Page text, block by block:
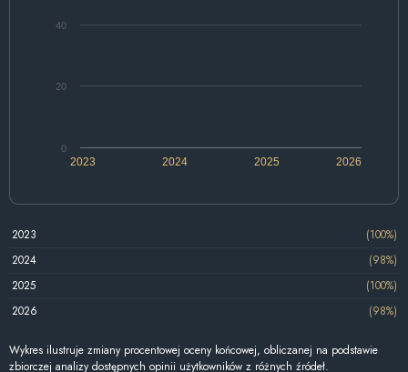
2024 2026
2023 2025
0
20
40
2023
(100%)
2024
(98%)
2025
(100%)
2026
(98%)
Wykres ilustruje zmiany procentowej oceny końcowej, obliczanej na podstawie
zbiorczej analizy dostępnych opinii użytkowników z różnych źródeł.